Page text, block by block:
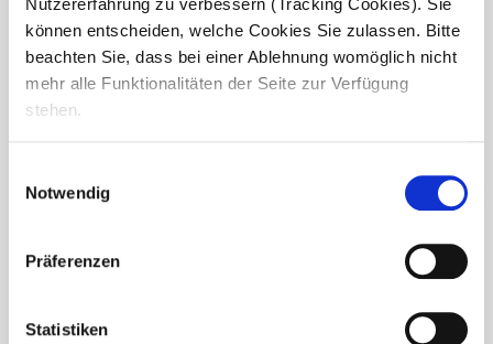
Nutzererfahrung zu verbessern (Tracking Cookies). Sie
können entscheiden, welche Cookies Sie zulassen. Bitte
beachten Sie, dass bei einer Ablehnung womöglich nicht
mehr alle Funktionalitäten der Seite zur Verfügung
stehen.
Notwendig
Präferenzen
Statistiken